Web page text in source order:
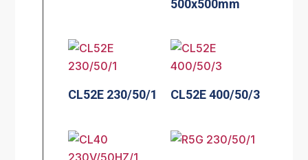
500x500mm
CL52E 230/50/1 CL52E 400/50/3